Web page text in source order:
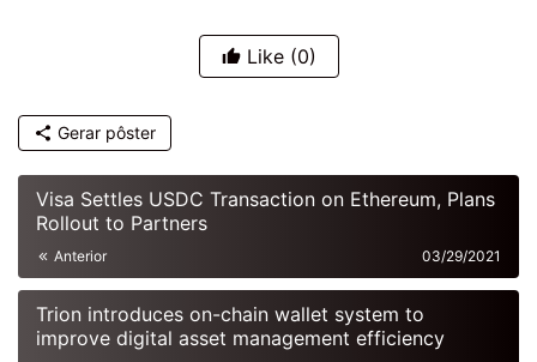
Like (0)
Gerar pôster
Visa Settles USDC Transaction on Ethereum, Plans
Rollout to Partners
Anterior 03/29/2021
Trion introduces on-chain wallet system to
improve digital asset management efficiency